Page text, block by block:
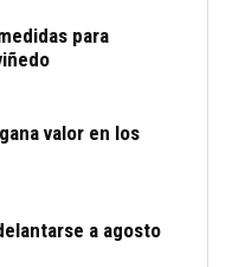
para
valor en los
a agosto